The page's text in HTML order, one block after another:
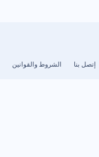
إتصل بنا الشروط والقوانين